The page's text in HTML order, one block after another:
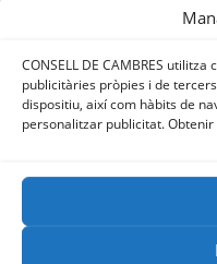
CONSELL DE CAMBRES
publicitàries pròpies i de
dispositiu, així com hàbits de
personalitzar publicitat.
Gestiona:
Tarragona
Aquesta
objectiu